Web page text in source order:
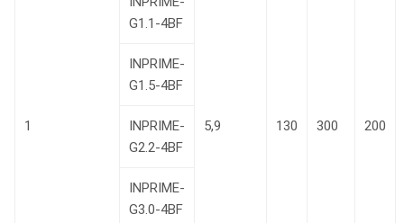
1 5,9 130 300 200
G1.1-4BF
INPRIME-
G1.5-4BF
INPRIME-
G2.2-4BF
INPRIME-
G3.0-4BF